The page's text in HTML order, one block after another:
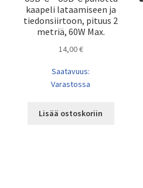
kaapeli lataamiseen ja
tiedonsiirtoon, pituus 2
metriä, 60W Max.
14,00€
Saatavuus:
Varastossa
Lisää ostoskoriin